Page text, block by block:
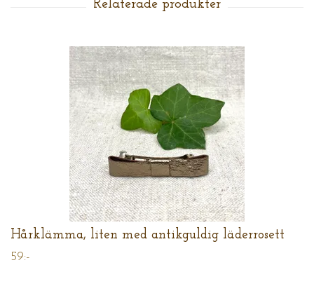
Hårklämma, liten med antikguldig läderrosett
59:-